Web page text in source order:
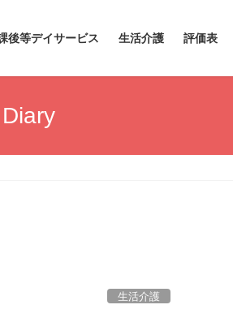
後等デイサービス 生活介護 評価表
Diary
生活介護